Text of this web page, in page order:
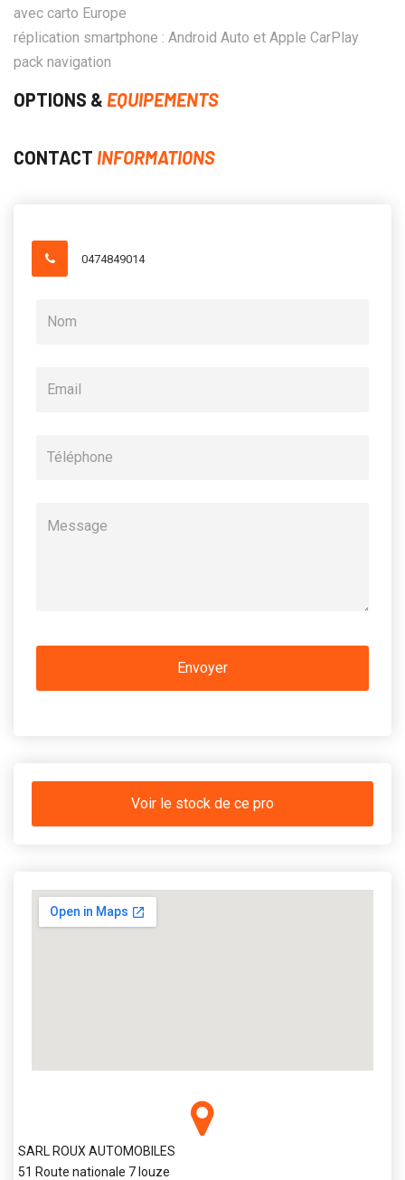
avec carto Europe
réplication smartphone : Android Auto et Apple CarPlay
pack navigation
OPTIONS & EQUIPEMENTS
CONTACT INFORMATIONS
0474849014
Voir le stock de ce pro
SARL ROUX AUTOMOBILES
51 Route nationale 7 louze